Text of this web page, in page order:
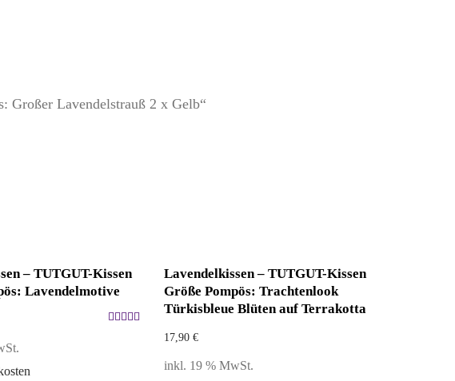
Großer Lavendelstrauß 2 x Gelb“
– TUTGUT-Kissen
Lavendelmotive
Lavendelkissen – TUTGUT-Kissen
Größe Pompös: Trachtenlook
Türkisbleue Blüten auf Terrakotta
17,90 €
inkl. 19 % MwSt.